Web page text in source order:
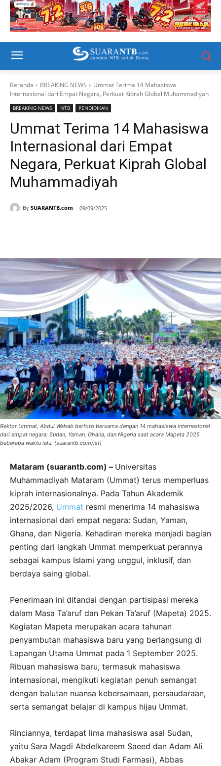
Beranda BREAKING NEWS
Ummat Terima 14 Mahasiswa
Internasional dari Empat Negara, Perkuat Kiprah Global Muhammadiyah
BREAKING NEWS NTB PENDIDIKAN
Ummat Terima 14 Mahasiswa
Internasional dari Empat
Negara, Perkuat Kiprah Global
Muhammadiyah
By SUARANTB.com 09/09/2025
Rektor Ummat, Abdul Wahab berfoto bersama dengan 14 mahasiswa internasional
dari empat negara: Sudan, Yaman, Ghana, dan Nigeria saat acara Mapeta 2025
beberapa waktu lalu. (suarantb.com/ist)
Mataram (suarantb.com) – Universitas
Muhammadiyah Mataram (Ummat) terus memperluas
kiprah internasionalnya. Pada Tahun Akademik
2025/2026, Ummat resmi menerima 14 mahasiswa
internasional dari empat negara: Sudan, Yaman,
Ghana, dan Nigeria. Kehadiran mereka menjadi bagian
penting dari langkah Ummat memperkuat perannya
sebagai kampus Islami yang unggul, inklusif, dan
berdaya saing global.
Penerimaan ini ditandai dengan partisipasi mereka
dalam Masa Ta’aruf dan Pekan Ta’aruf (Mapeta) 2025.
Kegiatan Mapeta merupakan acara tahunan
penyambutan mahasiswa baru yang berlangsung di
Lapangan Utama Ummat pada 1 September 2025.
Ribuan mahasiswa baru, termasuk mahasiswa
internasional, mengikuti kegiatan penuh semangat
dengan balutan nuansa kebersamaan, persaudaraan,
serta semangat belajar di kampus hijau Ummat.
Rinciannya, terdapat lima mahasiswa asal Sudan,
yaitu Sara Magdi Abdelkareem Saeed dan Adam Ali
Abakar Adam (Program Studi Farmasi), Abbas